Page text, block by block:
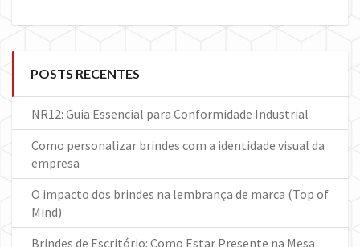
POSTS RECENTES
NR12: Guia Essencial para Conformidade Industrial
Como personalizar brindes com a identidade visual da
empresa
O impacto dos brindes na lembrança de marca (Top of
Mind)
Brindes de Escritório: Como Estar Presente na Mesa